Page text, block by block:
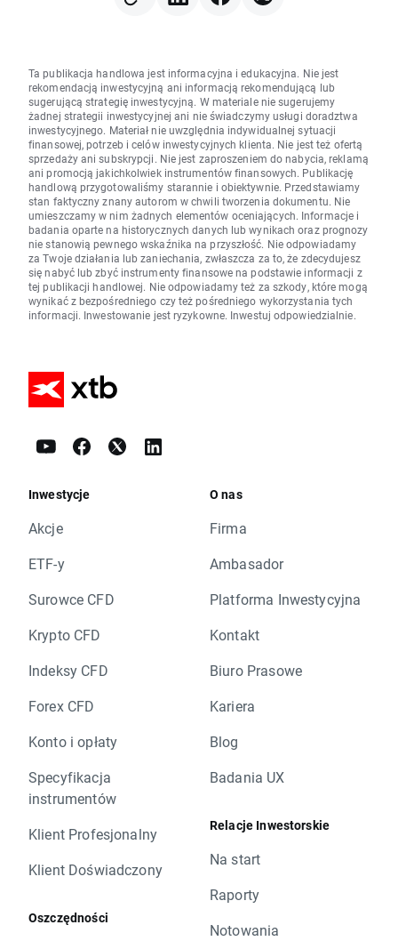
Ta publikacja handlowa jest informacyjna i edukacyjna. Nie jest
rekomendacją inwestycyjną ani informacją rekomendującą lub
sugerującą strategię inwestycyjną. W materiale nie sugerujemy
żadnej strategii inwestycyjnej ani nie świadczymy usługi doradztwa
inwestycyjnego. Materiał nie uwzględnia indywidualnej sytuacji
finansowej, potrzeb i celów inwestycyjnych klienta. Nie jest też ofertą
sprzedaży ani subskrypcji. Nie jest zaproszeniem do nabycia, reklamą
ani promocją jakichkolwiek instrumentów finansowych. Publikację
handlową przygotowaliśmy starannie i obiektywnie. Przedstawiamy
stan faktyczny znany autorom w chwili tworzenia dokumentu. Nie
umieszczamy w nim żadnych elementów oceniających. Informacje i
badania oparte na historycznych danych lub wynikach oraz prognozy
nie stanowią pewnego wskaźnika na przyszłość. Nie odpowiadamy
za Twoje działania lub zaniechania, zwłaszcza za to, że zdecydujesz
się nabyć lub zbyć instrumenty finansowe na podstawie informacji z
tej publikacji handlowej. Nie odpowiadamy też za szkody, które mogą
wynikać z bezpośredniego czy też pośredniego wykorzystania tych
informacji. Inwestowanie jest ryzykowne. Inwestuj odpowiedzialnie.
Inwestycje
Akcje
ETF-y
Surowce CFD
Krypto CFD
Indeksy CFD
Forex CFD
Konto i opłaty
Specyfikacja
instrumentów
Klient Profesjonalny
Klient Doświadczony
Oszczędności
O nas
Firma
Ambasador
Platforma Inwestycyjna
Kontakt
Biuro Prasowe
Kariera
Blog
Badania UX
Relacje Inwestorskie
Na start
Raporty
Notowania